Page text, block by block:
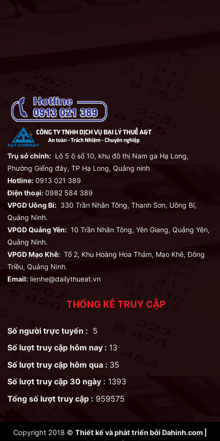
Trụ sở chính: Lô 5 ô số 10, khu đô thị Nam ga Hạ Long,
Phường Giếng đáy, TP Hạ Long, Quảng ninh
Hotline: 0913 021 389
Điện thoại: 0982 584 389
VPGD Uông Bí: 330 Trần Nhân Tông, Thanh Sơn, Uông Bí,
Quảng Ninh.
VPGD Quảng Yên: 10 Trần Nhân Tông, Yên Giang, Quảng Yên,
Quảng Ninh.
VPGD Mạo Khê: Tổ 2, Khu Hoàng Hoa Thám, Mạo Khê, Đông
Triều, Quảng Ninh.
Email: lienhe@dailythueat.vn
THỐNG KÊ TRUY CẬP
Số người trực tuyến : 5
Số lượt truy cập hôm nay : 13
Số lượt truy cập hôm qua : 35
Số lượt truy cập 30 ngày : 1393
Tổng số lượt truy cập : 959575
Copyright 2018 © Thiết kế và phát triển bởi Dahinh.com